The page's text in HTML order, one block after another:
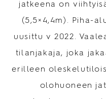
jatkeena on
(5,5×4,4m). Piha-
uusittu v 2022.
tilanjakaja, joka
erilleen
olohuoneen